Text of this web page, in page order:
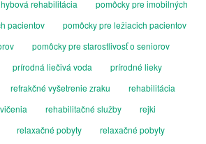
rehabilitácia
pomôcky pre imobilných
pacientov
pomôcky pre ležiacich pacientov
pomôcky pre starostlivosť o seniorov
prírodná liečivá voda
prírodné lieky
refrakčné vyšetrenie zraku
rehabilitácia
rehabilitačné služby
rejki
relaxačné pobyty
relaxačné pobyty